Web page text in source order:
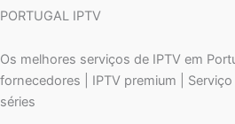
PORTUGAL IPTV
Os melhores serviços de IPTV em
fornecedores | IPTV premium |
séries